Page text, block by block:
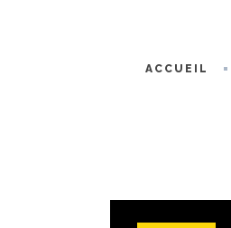
ACCUEIL